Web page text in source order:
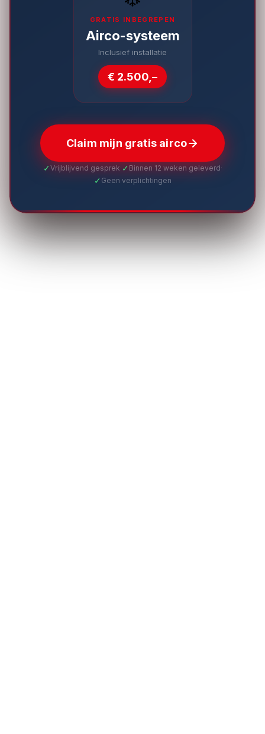
GRATIS INBEGREPEN
Airco-systeem
Inclusief installatie
€ 2.500,–
Claim mijn gratis airco
✓Vrijblijvend gesprek·✓Binnen 12 weken geleverd·
✓ Geen verplichtingen